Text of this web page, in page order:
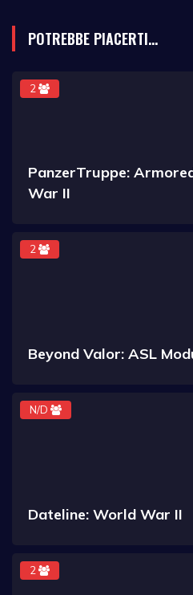
POTREBBE PIACERTI...
2
PanzerTruppe:
War II
2
Beyond Valor: ASL
N/D
Dateline: World War II
2